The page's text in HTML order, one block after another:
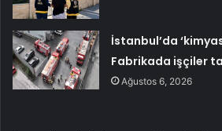
İstanbul’da
Fabrikada işçiler
Ağustos 6, 2026